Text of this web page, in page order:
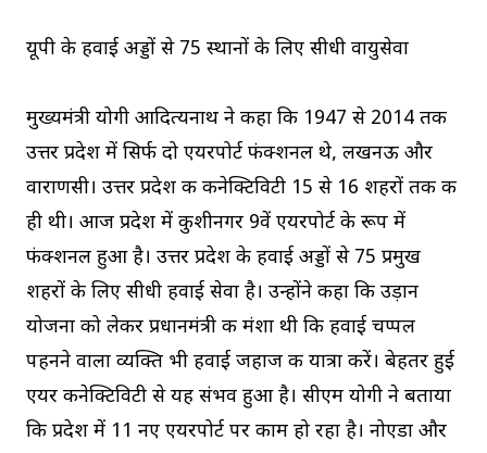
यूपी के हवाई अड्डों से 75 स्थानों के लिए सीधी वायुसेवा
मुख्यमंत्री योगी आदित्यनाथ ने कहा कि 1947 से 2014 तक
उत्तर प्रदेश में सिर्फ दो एयरपोर्ट फंक्शनल थे, लखनऊ और
वाराणसी। उत्तर प्रदेश की कनेक्टिविटी 15 से 16 शहरों तक की
ही थी। आज प्रदेश में कुशीनगर 9वें एयरपोर्ट के रूप में
फंक्शनल हुआ है। उत्तर प्रदेश के हवाई अड्डों से 75 प्रमुख
शहरों के लिए सीधी हवाई सेवा है। उन्होंने कहा कि उड़ान
योजना को लेकर प्रधानमंत्री की मंशा थी कि हवाई चप्पल
पहनने वाला व्यक्ति भी हवाई जहाज की यात्रा करें। बेहतर हुई
एयर कनेक्टिविटी से यह संभव हुआ है। सीएम योगी ने बताया
कि प्रदेश में 11 नए एयरपोर्ट पर काम हो रहा है। नोएडा और